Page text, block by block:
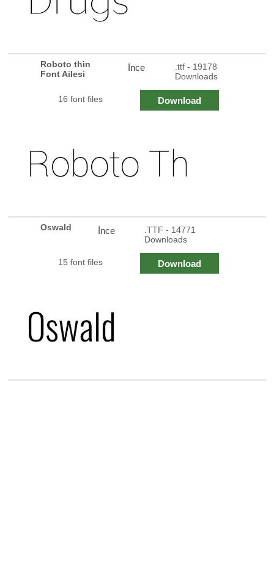
Roboto thin
Font Ailesi
İnce
.ttf - 19178
Downloads
16 font files Download
Oswald İnce
.TTF - 14771
Downloads
15 font files Download